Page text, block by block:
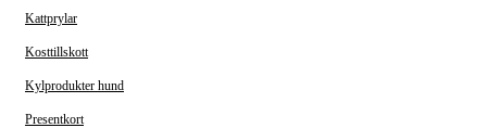
Kattprylar
Kosttillskott
Kylprodukter hund
Presentkort